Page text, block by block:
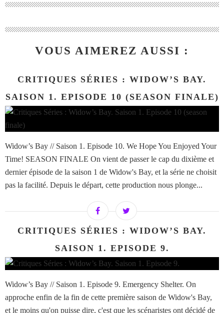
VOUS AIMEREZ AUSSI :
CRITIQUES SÉRIES : WIDOW’S BAY.
SAISON 1. EPISODE 10 (SEASON FINALE)
Widow’s Bay // Saison 1. Episode 10. We Hope You Enjoyed Your
Time! SEASON FINALE On vient de passer le cap du dixième et
dernier épisode de la saison 1 de Widow's Bay, et la série ne choisit
pas la facilité. Depuis le départ, cette production nous plonge...
CRITIQUES SÉRIES : WIDOW’S BAY.
SAISON 1. EPISODE 9.
Widow’s Bay // Saison 1. Episode 9. Emergency Shelter. On
approche enfin de la fin de cette première saison de Widow's Bay,
et le moins qu'on puisse dire, c'est que les scénaristes ont décidé de